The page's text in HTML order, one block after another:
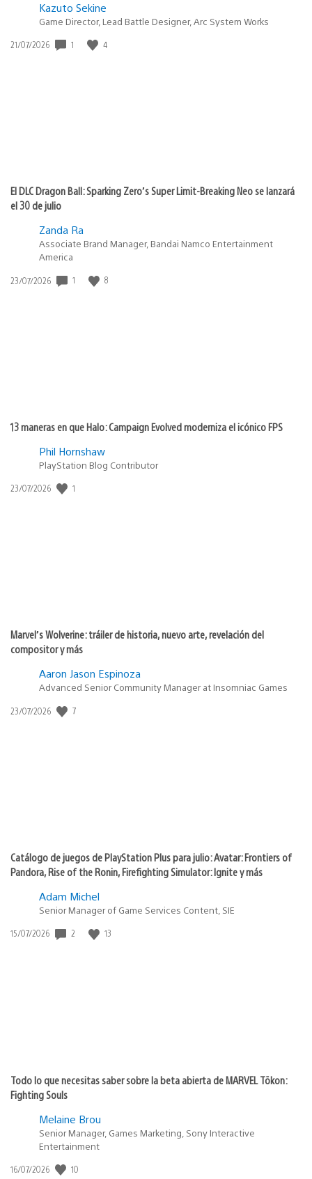
Kazuto Sekine
Game Director, Lead Battle Designer, Arc System Works
Fecha
21/07/2026 1 4
El DLC Dragon Ball: Sparking Zero’s Super Limit-Breaking Neo se lanzará
el 30 de julio
Zanda Ra
Associate Brand Manager, Bandai Namco Entertainment
America
Fecha
23/07/2026 1 8
13 maneras en que Halo: Campaign Evolved moderniza el icónico FPS
Phil Hornshaw
PlayStation Blog Contributor
Fecha
23/07/2026 1
Marvel’s Wolverine: tráiler de historia, nuevo arte, revelación del
compositor y más
Aaron Jason Espinoza
Advanced Senior Community Manager at Insomniac Games
Fecha
23/07/2026 7
Catálogo de juegos de PlayStation Plus para julio: Avatar: Frontiers of
Pandora, Rise of the Ronin, Firefighting Simulator: Ignite y más
Adam Michel
Senior Manager of Game Services Content, SIE
Fecha
15/07/2026 2 13
Todo lo que necesitas saber sobre la beta abierta de MARVEL Tōkon:
Fighting Souls
Melaine Brou
Senior Manager, Games Marketing, Sony Interactive
Entertainment
Fecha
16/07/2026 10